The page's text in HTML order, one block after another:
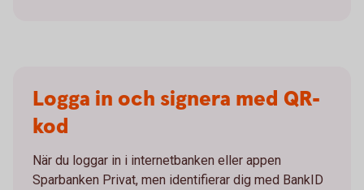
Logga in och signera med QR-
kod
När du loggar in i internetbanken eller appen
Sparbanken Privat, men identifierar dig med BankID